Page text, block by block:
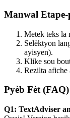
Manwal Etape-
Metek teks la
Selèktyon
ayisyen).
Klike sou
Rezilta afiche
Pyèb Fèt (FAQ)
Q1: TextAdviser